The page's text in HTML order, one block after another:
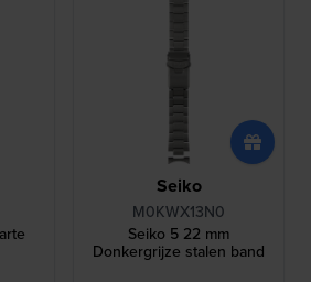
Seiko
M0KWX13N0
Seiko 5 22 mm
Donkergrijze stalen band